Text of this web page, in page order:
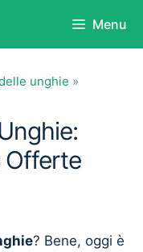
Menu
unghie »
Offerte
? Bene, oggi è